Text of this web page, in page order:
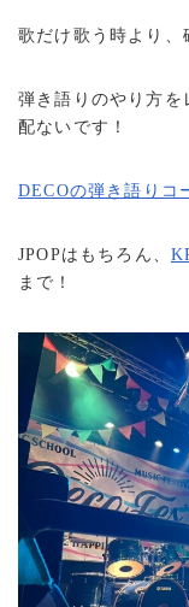
歌だけ歌う時より
弾き語りのやり方を
配ないです！
DECOの弾き語りコ
JPOPはもちろん、
まで！